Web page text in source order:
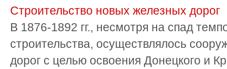
Строительство новых железных дорог
В 1876-1892 гг., несмотря на спад
строительства, осуществлялось
дорог с целью освоения Донецкого и